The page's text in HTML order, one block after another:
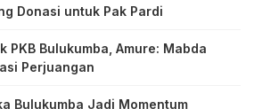
Donasi untuk Pak Pardi
PKB Bulukumba, Amure: Mabda
Perjuangan
Bulukumba Jadi Momentum